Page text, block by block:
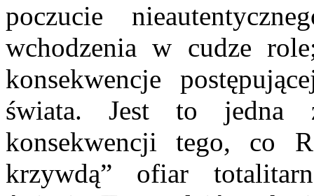
poczucie
wchodzenia w cudze
konsekwencje
świata. Jest to jedna z
konsekwencji tego, co
krzywdą” ofiar